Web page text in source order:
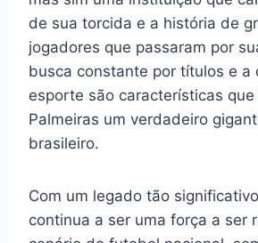
de sua torcida e a história de
jogadores que passaram por
busca constante por títulos e a
esporte são características
Palmeiras um verdadeiro
brasileiro.
Com um legado tão
continua a ser uma força a ser